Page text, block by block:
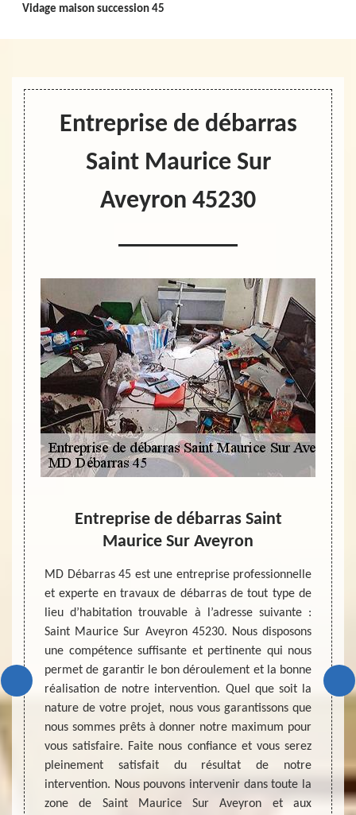
Vidage maison succession 45
Entreprise de débarras
Saint Maurice Sur
Aveyron 45230
de
de la
la
la
sa
vous
et
en le
votre
Entreprise de débarras Saint
Maurice Sur Aveyron
MD Débarras 45 est une entreprise professionnelle
et experte en travaux de débarras de tout type de
lieu d’habitation trouvable à l’adresse suivante :
Saint Maurice Sur Aveyron 45230. Nous disposons
une compétence suffisante et pertinente qui nous
permet de garantir le bon déroulement et la bonne
réalisation de notre intervention. Quel que soit la
nature de votre projet, nous vous garantissons que
nous sommes prêts à donner notre maximum pour
vous satisfaire. Faite nous confiance et vous serez
pleinement satisfait du résultat de notre
intervention. Nous pouvons intervenir dans toute la
zone de Saint Maurice Sur Aveyron et aux
aux
de
A
une